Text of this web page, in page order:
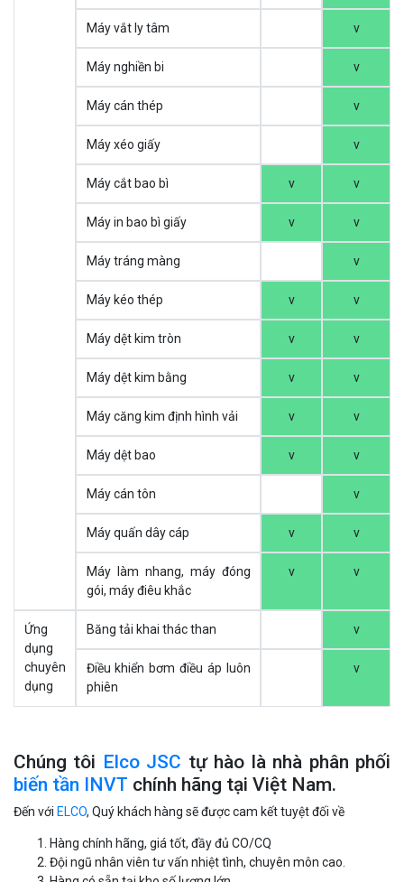
Máy vắt ly tâm v
Máy nghiền bi v
Máy cán thép v
Máy xéo giấy v
Máy cắt bao bì v v
Máy in bao bì giấy v v
Máy tráng màng v
Máy kéo thép v v
Máy dệt kim tròn v v
Máy dệt kim bằng v v
Máy căng kim định hình vải v v
Máy dệt bao v v
Máy cán tôn v
Máy quấn dây cáp v v
Máy làm nhang, máy đóng
gói, máy điêu khắc
v v
Ứng
dụng
chuyên
dụng
Băng tải khai thác than v
Điều khiển bơm điều áp luôn
phiên
v
Chúng tôi Elco JSC tự hào là nhà phân phối
biến tần INVT chính hãng tại Việt Nam.
Đến với ELCO, Quý khách hàng sẽ được cam kết tuyệt đối về
Hàng chính hãng, giá tốt, đầy đủ CO/CQ
Đội ngũ nhân viên tư vấn nhiệt tình, chuyên môn cao.